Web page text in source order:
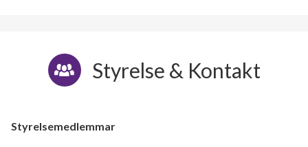
Styrelse & Kontakt
Styrelsemedlemmar